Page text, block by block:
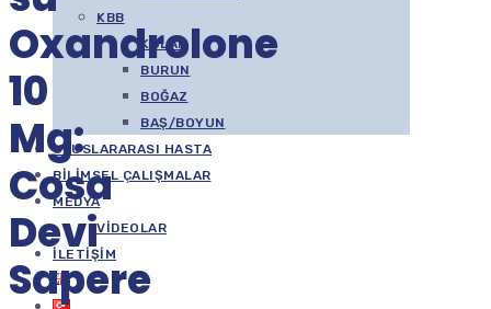
KBB
KULAK
BURUN
BOĞAZ
BAŞ/BOYUN
ULUSLARARASI HASTA
BILIMSEL ÇALIŞMALAR
MEDYA
VIDEOLAR
İLETIŞIM
Oxandrolone
10
Mg:
Cosa
Devi
Sapere